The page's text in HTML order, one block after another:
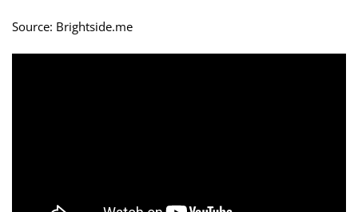
Source: Brightside.me